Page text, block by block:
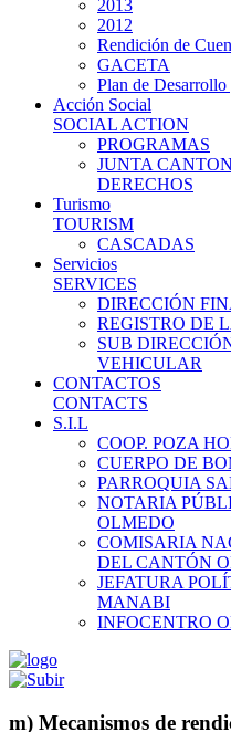
2013
2012
Rendición de
GACETA
Plan de
Acción Social
SOCIAL ACTION
PROGRAMAS
JUNTA
DERECHOS
Turismo
TOURISM
CASCADAS
Servicios
SERVICES
DIRECCIÓN
REGISTRO DE
SUB
VEHICULAR
CONTACTOS
CONTACTS
S.I.L
COOP. POZA
CUERPO DE
PARROQUIA
NOTARIA
OLMEDO
COMISARIA
DEL CANTÓN
JEFATURA
MANABI
INFOCENTRO
m) Mecanismos de